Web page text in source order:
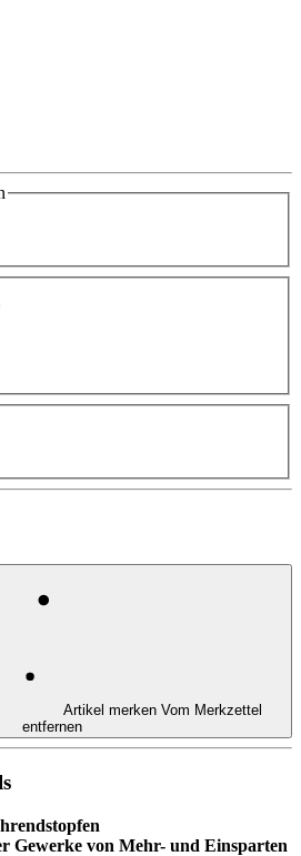
Artikel merken Vom Merkzettel
entfernen
Gewerke von Mehr- und Einsparten